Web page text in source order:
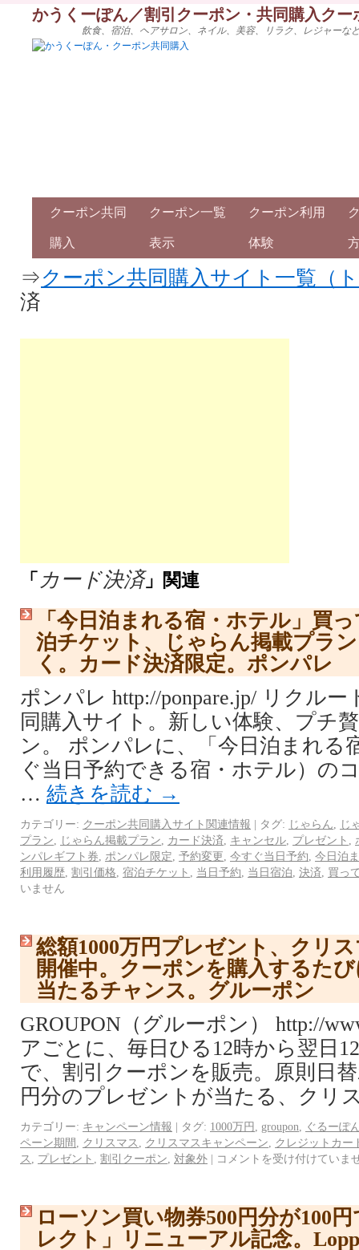
かうくーぽん／割引クーポン・共同購入ク
飲食、宿泊、ヘアサロン、ネイル、美容、リラク、レジャー
クーポン共同
購入
クーポン一覧
表示
クーポン利用
体験
⇒クーポン共同購入サイト一覧（
済
「 カード決済」関連
「今日泊まれる宿・ホテル」買
泊チケット、じゃらん掲載プラ
く。カード決済限定。ポンパレ
ポンパレ http://ponpare.jp/ リクル
同購入サイト。新しい体験、プチ
ン。 ポンパレに、「今日泊まれる
ぐ当日予約できる宿・ホテル）の
… 続きを読む →
カテゴリー: クーポン共同購入サイト関連情報 | タグ: じゃらん
じ
プラン
じゃらん掲載プラン カード決済 キャンセル プレゼント
ンパレギフト券
ポンパレ限定 予約変更 今すぐ当日予約 今日泊
利用履歴 割引価格 宿泊チケット 当日予約 当日宿泊 決済
買っ
いません
総額1000万円プレゼント、クリ
開催中。クーポンを購入するた
当たるチャンス。グルーポン
GROUPON（グルーポン） http://
アごとに、毎日ひる12時から翌日
で、割引クーポンを販売。原則日
円分のプレゼントが当たる、ク
カテゴリー: キャンペーン情報 | タグ: 1000万円 groupon
ぐるーぽ
ペーン期間
クリスマス クリスマスキャンペーン
クレジットカー
ス
プレゼント 割引クーポン 対象外 | コメントを受け付けていま
ローソン買い物券500円分が100
レクト」リニューアル記念。